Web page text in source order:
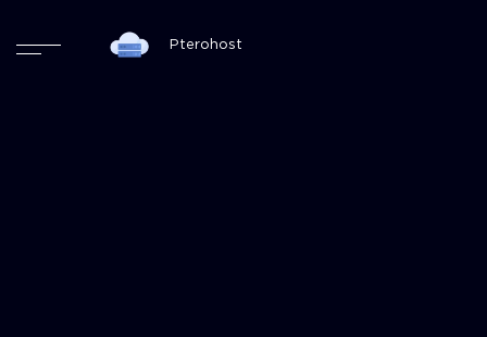
Pterohost